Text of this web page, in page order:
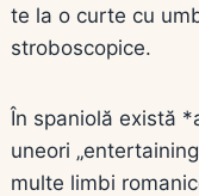
te la o curte cu
stroboscopice.
În spaniolă există
uneori
multe limbi